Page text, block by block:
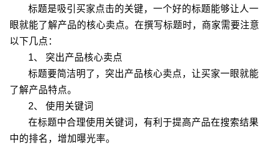
标题是吸引买家点击的关键，一个好的标题能够让人一
眼就能了解产品的核心卖点。在撰写标题时，商家需要注意
以下几点：
1、 突出产品核心卖点
标题要简洁明了，突出产品核心卖点，让买家一眼就能
了解产品特点。
2、 使用关键词
在标题中合理使用关键词，有利于提高产品在搜索结果
中的排名，增加曝光率。